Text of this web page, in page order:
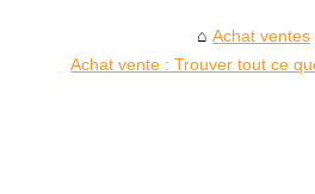
Achat ventes
Achat vente : Trouver tout ce